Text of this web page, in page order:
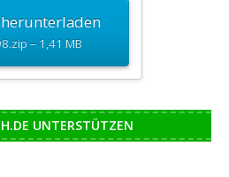
– 1,41 MB
UNTERSTÜTZEN